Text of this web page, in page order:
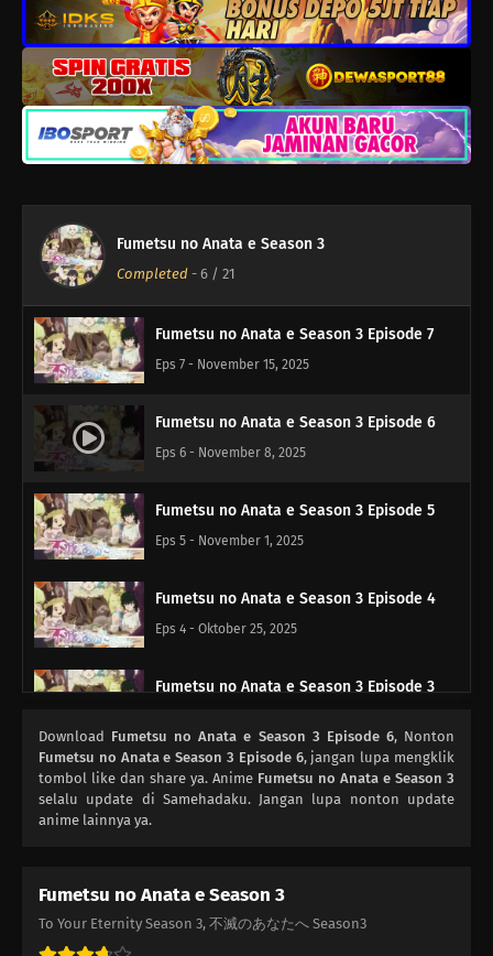
Fumetsu no Anata e Season 3
Completed - 6 / 21
Eps 11 - Desember 13, 2025
Fumetsu no Anata e Season 3 Episode 10
Eps 10 - Desember 6, 2025
Fumetsu no Anata e Season 3 Episode 9
Fumetsu no Anata e Season 3 Episode 8
Eps 8 - November 22, 2025
Fumetsu no Anata e Season 3 Episode 7
Eps 7 - November 15, 2025
Fumetsu no Anata e Season 3 Episode 6
Eps 6 - November 8, 2025
Fumetsu no Anata e Season 3 Episode 5
Eps 5 - November 1, 2025
Fumetsu no Anata e Season 3 Episode 4
Eps 4 - Oktober 25, 2025
Fumetsu no Anata e Season 3 Episode 3
Fumetsu no Anata e Season 3 Episode 2
Eps 2 - Oktober 11, 2025
Eps 1 - Oktober 4, 2025
Download Fumetsu no Anata e Season 3 Episode 6, Nonton
Fumetsu no Anata e Season 3 Episode 6, jangan lupa mengklik
tombol like dan share ya. Anime Fumetsu no Anata e Season 3
selalu update di Samehadaku. Jangan lupa nonton update
anime lainnya ya.
Fumetsu no Anata e Season 3
To Your Eternity Season 3, 不滅のあなたへ Season3